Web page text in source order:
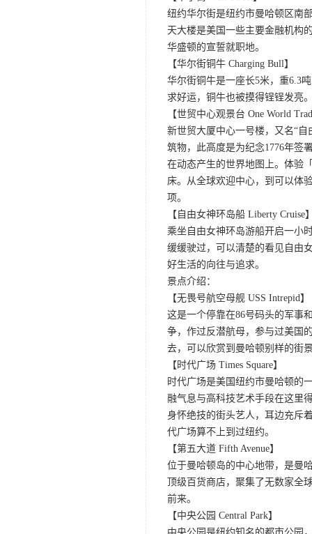
纽约华尔街是纽约市曼哈顿区南
天大楼是美国一些主要金融机构
华盛顿的宣誓就职地。
【华尔街铜牛 Charging Bull】
华尔街铜牛是一座长5米，重6.3
求好运，铜牛也被摸得锃锃发亮
【世贸中心观景台 One World
新世贸大厦中心一号楼，又名“
筑物，此高度是为纪念1776年签
在动态产生的世界地图上。体验
床。从全球欢迎中心，到可以体
项。
【自由女神环岛船 Liberty Cruise
乘坐自由女神环岛游船开启一小
缓缓驶过，可以清楚的看见自由
好生活的向往与追求。
景点介绍：
【无畏号航空母舰 USS Intrepid】
这是一个停靠在86号码头的军事
争，作过反潜航母，参与过美国
去，可以欣赏到曼哈顿别样的街
【时代广场 Times Square】
时代广场是美国纽约市曼哈顿的
融气息与高科技艺术手段在这里
身怀绝技的街头艺人，耳边充斥
代广场算不上到过纽约。
【第五大道 Fifth Avenue】
位于曼哈顿岛的中心地带，是曼
顶级百货商店，聚集了无数家全
前来。
【中央公园 Central Park】